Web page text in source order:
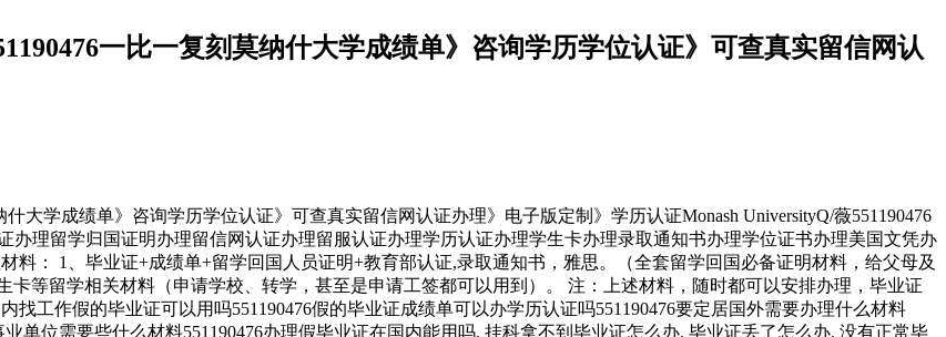
一比一复刻莫纳什大学成绩单》咨询学历学位认证》可查真实留信网认
大学成绩单》咨询学历学位认证》可查真实留信网认证办理》电子版定制》学历认证Monash UniversityQ/薇551190476
理留学归国证明办理留信网认证办理留服认证办理学历认证办理学生卡办理录取通知书办理学位证书办理美国文凭办
料： 1、毕业证+成绩单+留学回国人员证明+教育部认证,录取通知书，雅思。（全套留学回国必备证明材料，给父母及
卡等留学相关材料（申请学校、转学，甚至是申请工签都可以用到）。 注：上述材料，随时都可以安排办理，毕业证
工作假的毕业证可以用吗551190476假的毕业证成绩单可以办学历认证吗551190476要定居国外需要办理什么材料
单位需要些什么材料551190476办理假毕业证在国内能用吗, 挂科拿不到毕业证怎么办, 毕业证丢了怎么办, 没有正常毕